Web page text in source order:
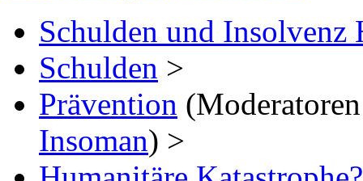
Schulden und Insolvenz
Schulden >
Prävention
Insoman) >